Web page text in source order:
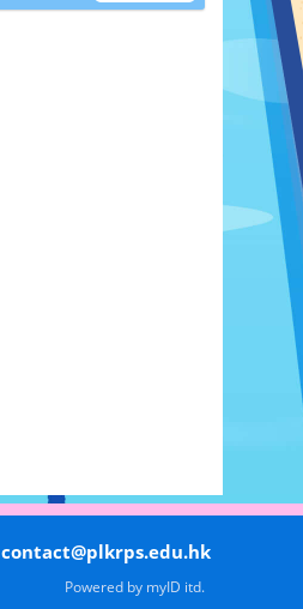
contact@plkrps.edu.hk
Powered by myID itd.